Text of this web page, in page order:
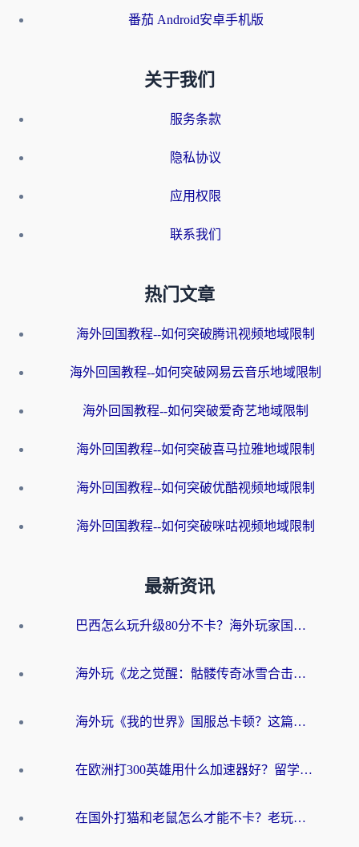
番茄 Android安卓手机版
关于我们
服务条款
隐私协议
应用权限
联系我们
热门文章
海外回国教程--如何突破腾讯视频地域限制
海外回国教程--如何突破网易云音乐地域限制
海外回国教程--如何突破爱奇艺地域限制
海外回国教程--如何突破喜马拉雅地域限制
海外回国教程--如何突破优酷视频地域限制
海外回国教程--如何突破咪咕视频地域限制
最新资讯
巴西怎么玩升级80分不卡？海外玩家国服游戏加速器终极指南（附避坑技巧）
海外玩《龙之觉醒：骷髅传奇冰雪合击》延迟高？这篇指南帮你解决卡顿烦恼！
海外玩《我的世界》国服总卡顿？这篇我的世界游戏加速器指南帮你解决所有问题
在欧洲打300英雄用什么加速器好？留学生亲测有效的解决方案来了
在国外打猫和老鼠怎么才能不卡？老玩家亲测的终极加速指南